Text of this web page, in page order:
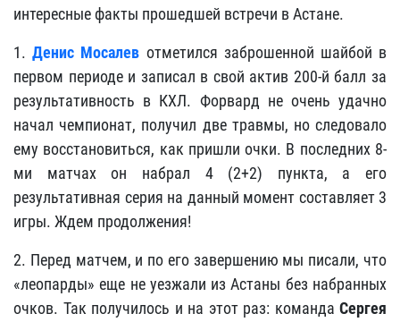
интересные факты прошедшей встречи в Астане.
1.Денис Мосалев отметился заброшенной шайбой в
первом периоде и записал в свой актив 200-й балл за
результативность в КХЛ. Форвард не очень удачно
начал чемпионат, получил две травмы, но следовало
ему восстановиться, как пришли очки. В последних 8-
ми матчах он набрал 4 (2+2) пункта, а его
результативная серия на данный момент составляет 3
игры. Ждем продолжения!
2. Перед матчем, и по его завершению мы писали, что
«леопарды» еще не уезжали из Астаны без набранных
очков. Так получилось и на этот раз: команда Сергея